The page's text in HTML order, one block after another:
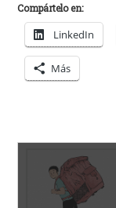
Compártelo en:
LinkedIn
Más